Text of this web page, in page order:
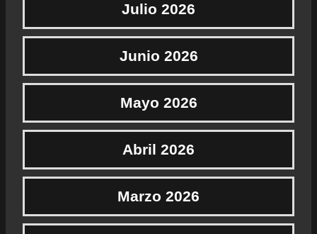
Julio 2026
Junio 2026
Mayo 2026
Abril 2026
Marzo 2026